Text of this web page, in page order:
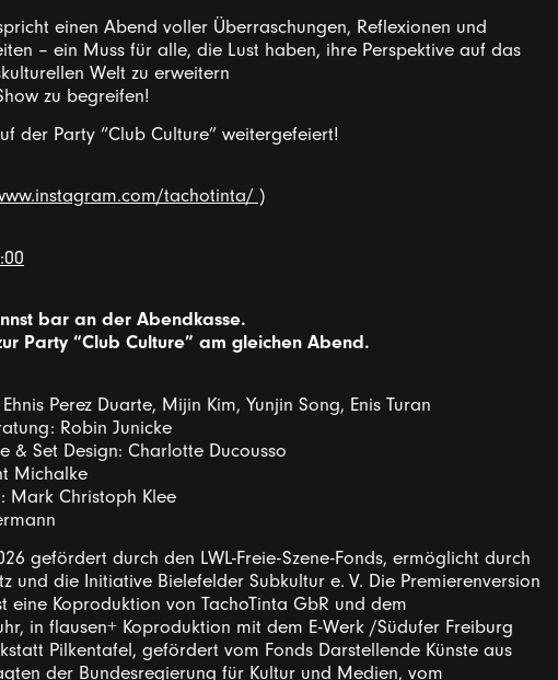
einen Abend voller Überraschungen, Reflexionen und
– ein Muss für alle, die Lust haben, ihre Perspektive auf das
Welt zu erweitern
zu begreifen!
der Party “Club Culture” weitergefeiert!
tachotinta/ )
bar an der Abendkasse.
Party “Club Culture” am gleichen Abend.
Perez Duarte, Mijin Kim, Yunjin Song, Enis Turan
Robin Junicke
& Set Design: Charlotte Ducousso
Michalke
Mark Christoph Klee
gefördert durch den LWL-Freie-Szene-Fonds, ermöglicht durch
und die Initiative Bielefelder Subkultur e. V. Die Premierenversion
eine Koproduktion von TachoTinta GbR und dem
in flausen+ Koproduktion mit dem E-Werk /Südufer Freiburg
Pilkentafel, gefördert vom Fonds Darstellende Künste aus
der Bundesregierung für Kultur und Medien, vom